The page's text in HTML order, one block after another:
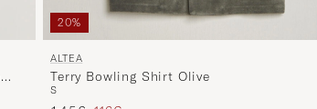
20%
ALTEA
Terry Bowling Shirt Olive
S